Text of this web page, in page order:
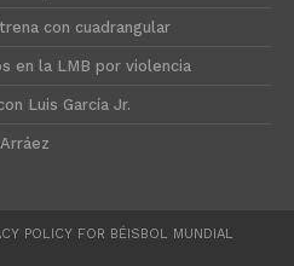
con cuadrangular
en la LMB por violencia
Luis García Jr.
POLICY FOR BÉISBOL MUNDIAL